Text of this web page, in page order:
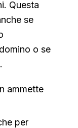
Questa
se
o se
ammette
per